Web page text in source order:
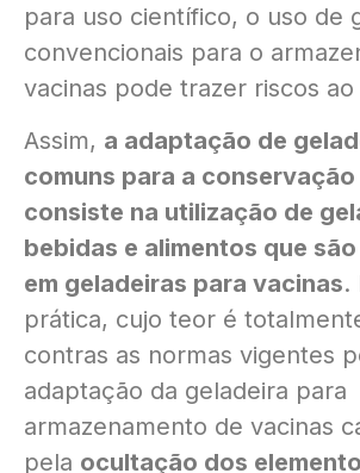
para uso científico, o uso de
convencionais para o
vacinas pode trazer riscos
Assim, a adaptação de
comuns para a
consiste na utilização de
bebidas e alimentos que
em geladeiras para vacinas.
prática, cujo teor é
contras as normas vigentes
adaptação da geladeira para
armazenamento de vacinas
pela ocultação dos